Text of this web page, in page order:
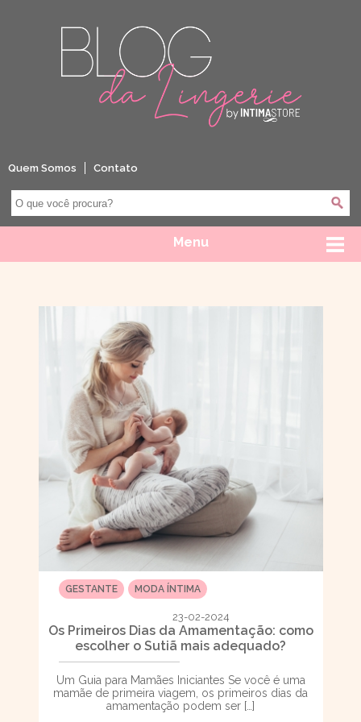
Quem Somos Contato
Menu
GESTANTE MODA ÍNTIMA
23-02-2024
Os Primeiros Dias da Amamentação: como
escolher o Sutiã mais adequado?
Um Guia para Mamães Iniciantes Se você é uma
mamãe de primeira viagem, os primeiros dias da
amamentação podem ser […]